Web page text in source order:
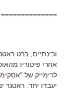
==============
ובינתיים, ברט
אחרי פיטוריו
לרימייק של
יעבדו יחד. ראטנר